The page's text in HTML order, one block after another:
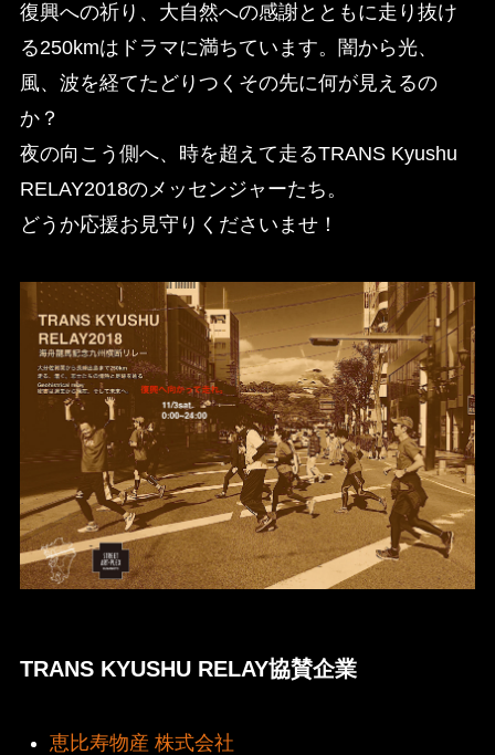
復興への祈り、大自然への感謝とともに走り抜け
る250kmはドラマに満ちています。闇から光、
風、波を経てたどりつくその先に何が見えるの
か？
夜の向こう側へ、時を超えて走るTRANS Kyushu
RELAY2018のメッセンジャーたち。
どうか応援お見守りくださいませ！
TRANS KYUSHU RELAY協賛企業
恵比寿物産 株式会社